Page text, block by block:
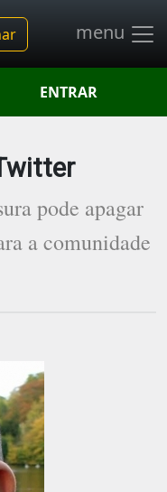
menu
ENTRAR
pode apagar
a comunidade